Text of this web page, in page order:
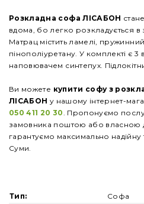
Розкладна софа ЛІСАБОН
вдома, бо легко розкладується в
Матрац містить ламелі,
пінополіуретану. У комплекті є 3
наповювачем синтепух.
Ви можете купити софу з
ЛІСАБОН у нашому інтернет-
050 411 20 30. Пропонуємо
замовника поштою або власною
гарантуємо максимально надійну
Суми.
Тип:
Софа